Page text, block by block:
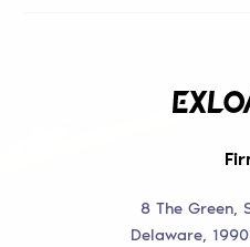
8 The Green,
Delaware,